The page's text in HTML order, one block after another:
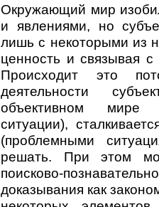
Окружающий мир
и явлениями, но
лишь с некоторыми из
ценность и связывая
Происходит это
деятельности
объективном мире
ситуации),
(проблемными
решать. При этом
поисково-
доказывания как